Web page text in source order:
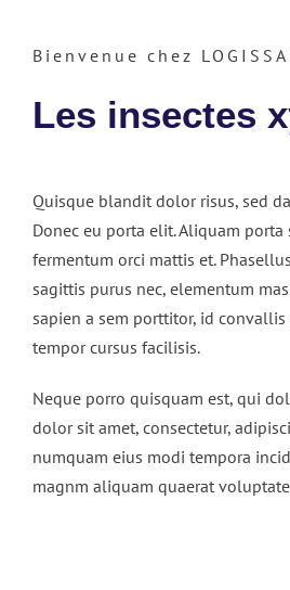
Bienvenue chez
Les insectes
Quisque blandit dolor risus, sed
Donec eu porta elit. Aliquam
fermentum orci mattis et.
sagittis purus nec, elementum
sapien a sem porttitor, id
tempor cursus facilisis.
Neque porro quisquam est, qui
dolor sit amet, consectetur,
numquam eius modi tempora
magnm aliquam quaerat